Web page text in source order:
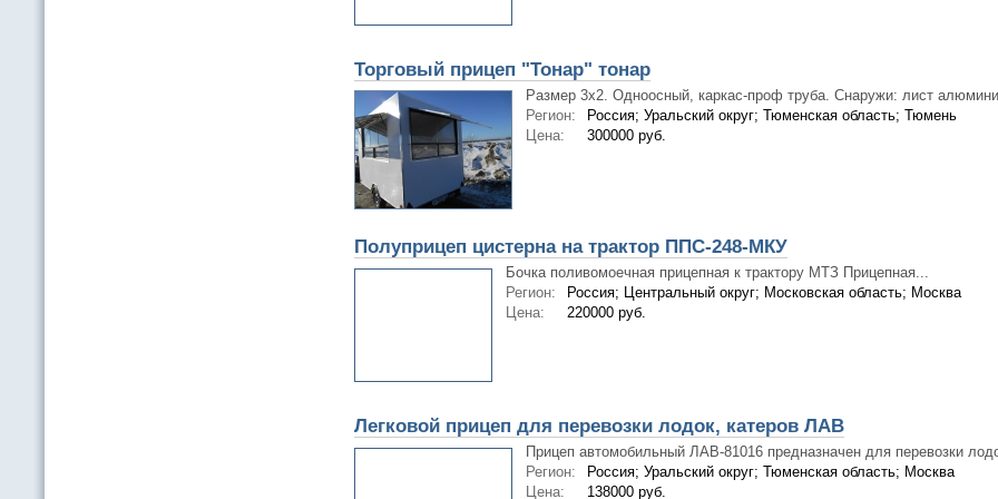
Торговый прицеп "Тонар" тонар
Размер 3х2. Одноосный, каркас-проф труба. Снаружи: лист
Регион:
Россия; Уральский округ; Тюменская область; Тюмень
Цена:
300000 руб.
Полуприцеп цистерна на трактор ППС-248-МКУ
Бочка поливомоечная прицепная к трактору МТЗ Прицепная...
Регион:
Россия; Центральный округ; Московская область; Москва
Цена:
220000 руб.
Легковой прицеп для перевозки лодок, катеров ЛАВ
Прицеп автомобильный ЛАВ-81016 предназначен для перевозки
Регион:
Россия; Уральский округ; Тюменская область; Москва
Цена:
138000 руб.